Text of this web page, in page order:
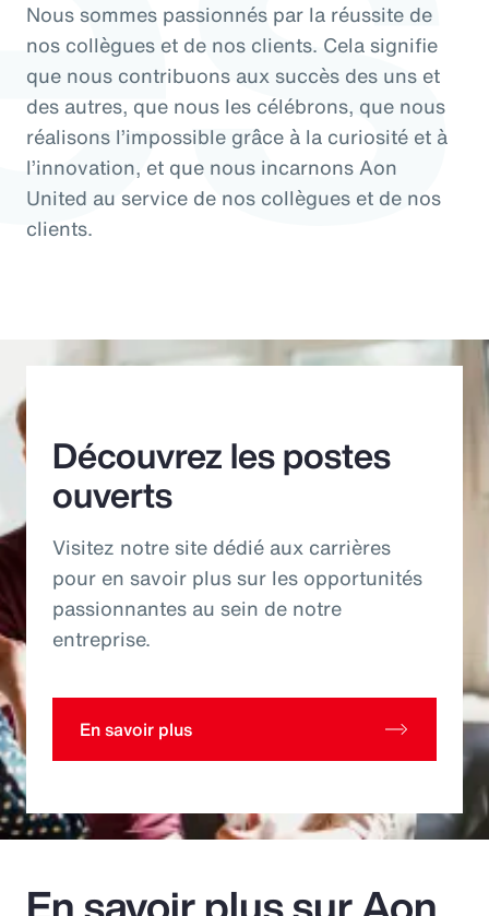
Nous sommes passionnés par la réussite de
nos collègues et de nos clients. Cela signifie
que nous contribuons aux succès des uns et
des autres, que nous les célébrons, que nous
réalisons l’impossible grâce à la curiosité et à
l’innovation, et que nous incarnons Aon
United au service de nos collègues et de nos
clients.
Découvrez les postes
ouverts
Visitez notre site dédié aux carrières
pour en savoir plus sur les opportunités
passionnantes au sein de notre
entreprise.
En savoir plus